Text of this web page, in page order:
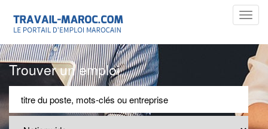
Trouver un emploi